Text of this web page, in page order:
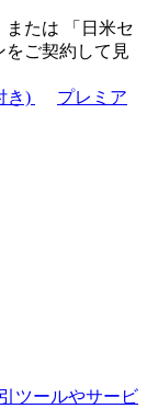
または 「 日米セ
をご契約して見
き)
プレミア
ツールやサービ